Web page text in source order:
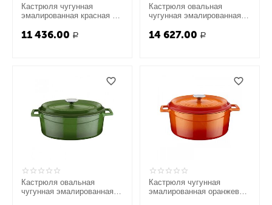
Кастрюля чугунная
эмалированная красная с
11 436.00 Р
Кастрюля овальная
чугунная эмалированная
25x20 см, LAVA
14 627.00 Р
Кастрюля овальная
чугунная эмалированная
Кастрюля чугунная
эмалированная оранжевая,